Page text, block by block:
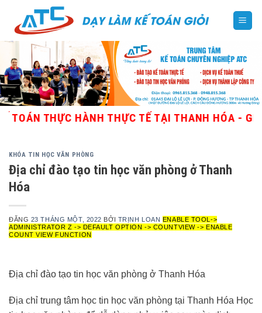
content
THỰC HÀNH THỰC TẾ TẠI THANH HÓA - GIÁO
KHÓA TIN HỌC VĂN PHÒNG
Địa chỉ đào tạo tin học văn phòng ở Thanh
Hóa
ĐĂNG 23 THÁNG MỘT, 2022 BỞI TRỊNH LOAN ENABLE TOOL->
ADMINISTRATOR Z -> DEFAULT OPTION -> COUNTVIEW -> ENABLE
COUNT VIEW FUNCTION
Địa chỉ đào tạo tin học văn phòng ở Thanh Hóa
Địa chỉ trung tâm học tin học văn phòng tại Thanh Hóa Học